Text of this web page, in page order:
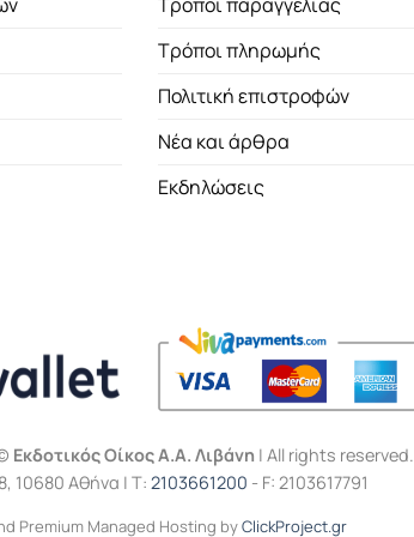
Τρόποι πληρωμής
Πολιτική επιστροφών
Νέα και άρθρα
Εκδηλώσεις
Εκδοτικός Οίκος Α.Α. Λιβάνη | All rights reserved.
10680 Αθήνα | Τ: 2103661200 - F: 2103617791
Premium Managed Hosting byClickProject.gr